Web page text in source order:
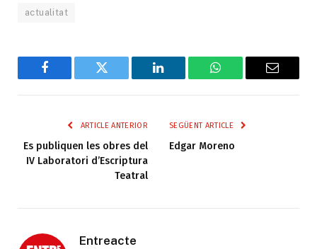
actualitat
Facebook Twitter LinkedIn WhatsAppEmail
ARTICLE ANTERIOR
Es publiquen les obres del
IV Laboratori d’Escriptura
Teatral
SEGÜENT ARTICLE
Edgar Moreno
Entreacte